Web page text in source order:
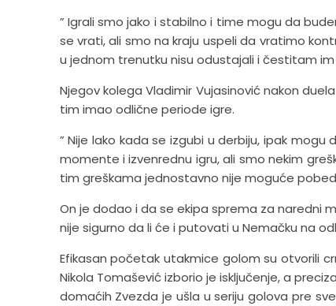
” Igrali smo jako i stabilno i time mogu da
se vrati, ali smo na kraju uspeli da vratimo
u jednom trenutku nisu odustajali i čestitam
Njegov kolega Vladimir Vujasinović nakon
tim imao odlične periode igre.
” Nije lako kada se izgubi u derbiju, ipak
momente i izvenrednu igru, ali smo nekim
tim greškama jednostavno nije moguće
On je dodao i da se ekipa sprema za naredni
nije sigurno da li će i putovati u Nemačku na
Efikasan početak utakmice golom su otvorili
Nikola Tomašević izborio je isključenje, a
domaćih Zvezda je ušla u seriju golova pre